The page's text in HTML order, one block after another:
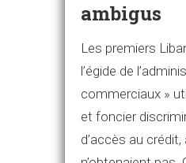
ambigus
Les premiers
l’égide de
commerciaux »
et foncier
d’accès au